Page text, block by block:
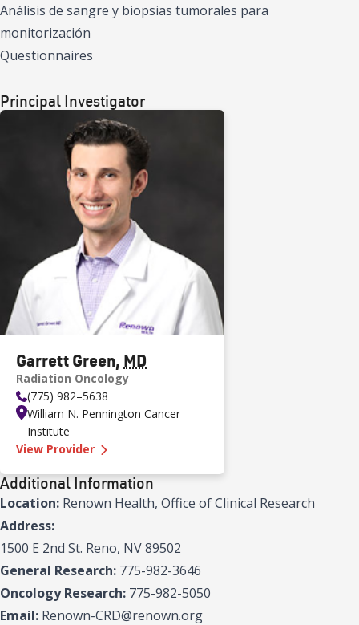
Análisis de sangre y biopsias tumorales para
monitorización
Questionnaires
Principal Investigator
Garrett Green, MD
Radiation Oncology
(775) 982–5638
William N. Pennington Cancer
Institute
View Provider —
Additional Information
Location: Renown Health, Office of Clinical Research
Address:
1500 E 2nd St. Reno, NV 89502
General Research: 775-982-3646
Oncology Research: 775-982-5050
Email: Renown-CRD@renown.org